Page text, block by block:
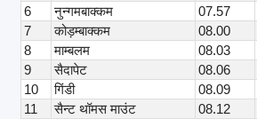
6
नुन्गमबाक्कम 07.57
7
कोड़म्बाक्कम 08.00
8
माम्बलम 08.03
9
सैदापेट 08.06
10
गिंडी 08.09
11
सैन्ट थॉमस माउंट 08.12